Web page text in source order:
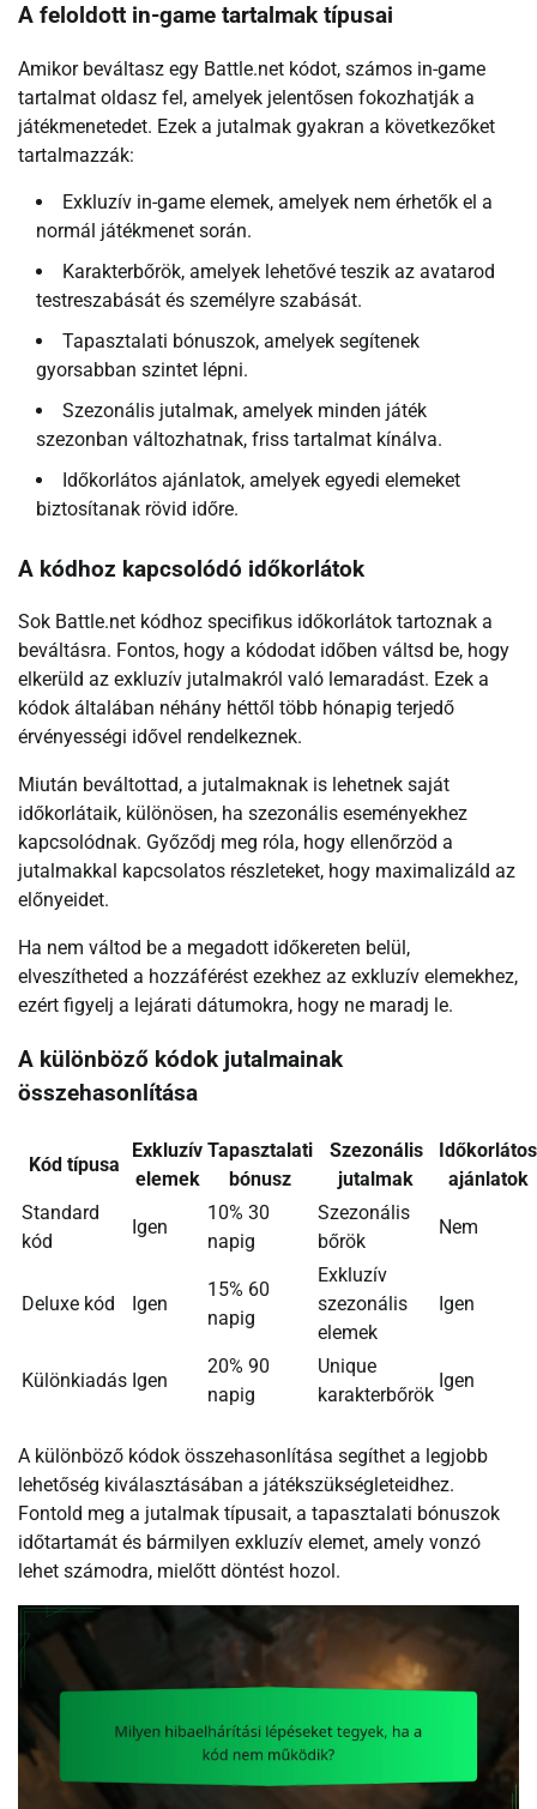
A feloldott in-game tartalmak típusai
Amikor beváltasz egy Battle.net kódot, számos in-game
tartalmat oldasz fel, amelyek jelentősen fokozhatják a
játékmenetedet. Ezek a jutalmak gyakran a következőket
tartalmazzák:
Exkluzív in-game elemek, amelyek nem érhetők el a
normál játékmenet során.
Karakterbőrök, amelyek lehetővé teszik az avatarod
testreszabását és személyre szabását.
Tapasztalati bónuszok, amelyek segítenek
gyorsabban szintet lépni.
Szezonális jutalmak, amelyek minden játék
szezonban változhatnak, friss tartalmat kínálva.
Időkorlátos ajánlatok, amelyek egyedi elemeket
biztosítanak rövid időre.
A kódhoz kapcsolódó időkorlátok
Sok Battle.net kódhoz specifikus időkorlátok tartoznak a
beváltásra. Fontos, hogy a kódodat időben váltsd be, hogy
elkerüld az exkluzív jutalmakról való lemaradást. Ezek a
kódok általában néhány héttől több hónapig terjedő
érvényességi idővel rendelkeznek.
Miután beváltottad, a jutalmaknak is lehetnek saját
időkorlátaik, különösen, ha szezonális eseményekhez
kapcsolódnak. Győződj meg róla, hogy ellenőrzöd a
jutalmakkal kapcsolatos részleteket, hogy maximalizáld az
előnyeidet.
Ha nem váltod be a megadott időkereten belül,
elveszítheted a hozzáférést ezekhez az exkluzív elemekhez,
ezért figyelj a lejárati dátumokra, hogy ne maradj le.
A különböző kódok jutalmainak
összehasonlítása
Kód típusa
Exkluzív
elemek
Tapasztalati
bónusz
Szezonális
jutalmak
Időkorlátos
ajánlatok
Standard
kód
Igen
10% 30
napig
Szezonális
bőrök
Nem
Deluxe kód Igen
15% 60
napig
Exkluzív
szezonális
elemek
Igen
Különkiadás Igen
20% 90
napig
Unique
karakterbőrök
Igen
A különböző kódok összehasonlítása segíthet a legjobb
lehetőség kiválasztásában a játékszükségleteidhez.
Fontold meg a jutalmak típusait, a tapasztalati bónuszok
időtartamát és bármilyen exkluzív elemet, amely vonzó
lehet számodra, mielőtt döntést hozol.